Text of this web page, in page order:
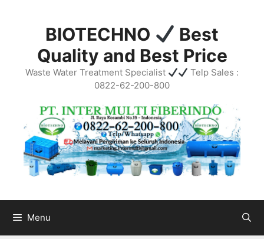
BIOTECHNO
Best
Quality and Best Price
Waste Water Treatment Specialist
Telp Sales :
0822-62-200-800
Menu